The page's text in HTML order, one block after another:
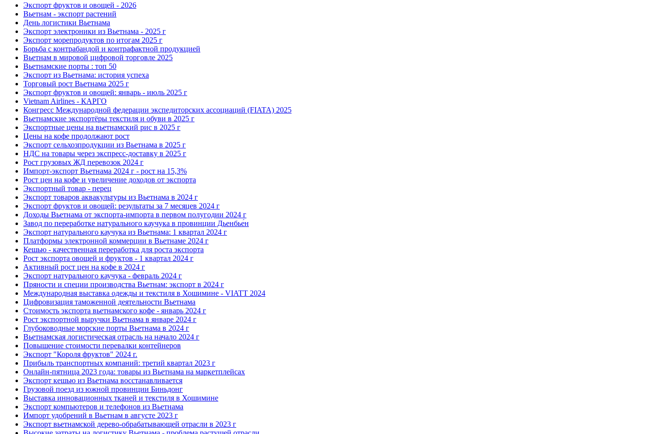
Экспорт фруктов и овощей - 2026
Вьетнам - экспорт растений
День логистики Вьетнама
Экспорт электроники из Вьетнама - 2025 г
Экспорт морепродуктов по итогам 2025 г
Борьба с контрабандой и контрафактной продукцией
Вьетнам в мировой цифровой торговле 2025
Вьетнамские порты : топ 50
Экспорт из Вьетнама: история успеха
Торговый рост Вьетнама 2025 г
Экспорт фруктов и овощей: январь - июль 2025 г
Vietnam Airlines - КАРГО
Конгресс Международной федерации экспедиторских ассоциаций (FIATA) 2025
Вьетнамские экспортёры текстиля и обуви в 2025 г
Экспортные цены на вьетнамский рис в 2025 г
Цены на кофе продолжают рост
Экспорт сельхозпродукции из Вьетнама в 2025 г
НДС на товары через экспресс-доставку в 2025 г
Рост грузовых ЖД перевозок 2024 г
Импорт-экспорт Вьетнама 2024 г - рост на 15,3%
Рост цен на кофе и увеличение доходов от экспорта
Экспортный товар - перец
Экспорт товаров аквакультуры из Вьетнама в 2024 г
Экспорт фруктов и овощей: результаты за 7 месяцев 2024 г
Доходы Вьетнама от экспорта-импорта в первом полугодии 2024 г
Завод по переработке натурального каучука в провинции Дьенбье́н
Экспорт натурального каучука из Вьетнама: 1 квартал 2024 г
Платформы электронной коммерции в Вьетнаме 2024 г
Кешью - качественная переработка для роста экспорта
Рост экспорта овощей и фруктов - 1 квартал 2024 г
Активный рост цен на кофе в 2024 г
Экспорт натурального каучука - февраль 2024 г
Пряности и специи производства Вьетнам: экспорт в 2024 г
Международная выставка одежды и текстиля в Хошимине - VIATT 2024
Цифровизация таможенной деятельности Вьетнама
Стоимость экспорта вьетнамского кофе - январь 2024 г
Рост экспортной выручки Вьетнама в январе 2024 г
Глубоководные морские порты Вьетнама в 2024 г
Вьетнамская логистическая отрасль на начало 2024 г
Повышение стоимости перевалки контейнеров
Экспорт "Короля фруктов" 2024 г.
Прибыль транспортных компаний: третий квартал 2023 г
Онлайн-пятница 2023 года: товары из Вьетнама на маркетплейсах
Экспорт кешью из Вьетнама восстанавливается
Грузовой поезд из южной провинции Биньдонг
Выставка инновационных тканей и текстиля в Хошимине
Экспорт компьютеров и телефонов из Вьетнама
Импорт удобрений в Вьетнам в августе 2023 г
Экспорт вьетнамской дерево-обрабатывающей отрасли в 2023 г